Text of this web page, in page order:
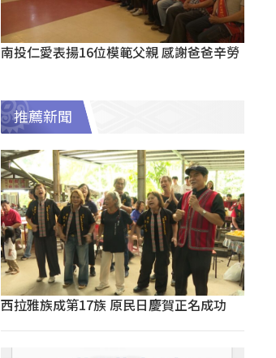
南投仁愛表揚16位模範父親 感謝爸爸辛勞
推薦新聞
西拉雅族成第17族 原民日慶賀正名成功